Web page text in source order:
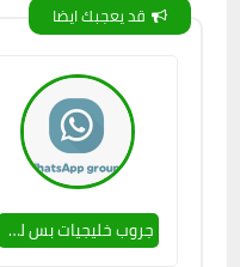
قد يعجبك ايضا
جروب خليجيات بس للنساء 🔥🥵